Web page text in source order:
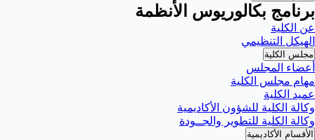
برنامج بكالوريوس الأنظمة
عن الكلية
الهيكل التنظيمي
مجلس الكلية
أعضاء المجلس
مهام مجلس الكلية
عميد الكلية
وكالة الكلية للشؤون الأكاديمية
وكالة الكلية للتطوير والجــودة
الأقسام الأكاديمية